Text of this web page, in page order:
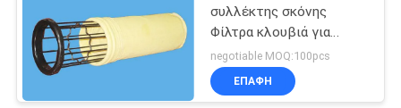
ΖΗΤΉΣΤΕ
ΈΝΑ
ΑΠΌΣΠΑΣΜΑ
συλλέκτης σκόνης
Φίλτρα κλουβιά για
υποστήριξη σακούλων
φίλτρων
negotiable MOQ:100pcs
ΕΠΑΦΉ